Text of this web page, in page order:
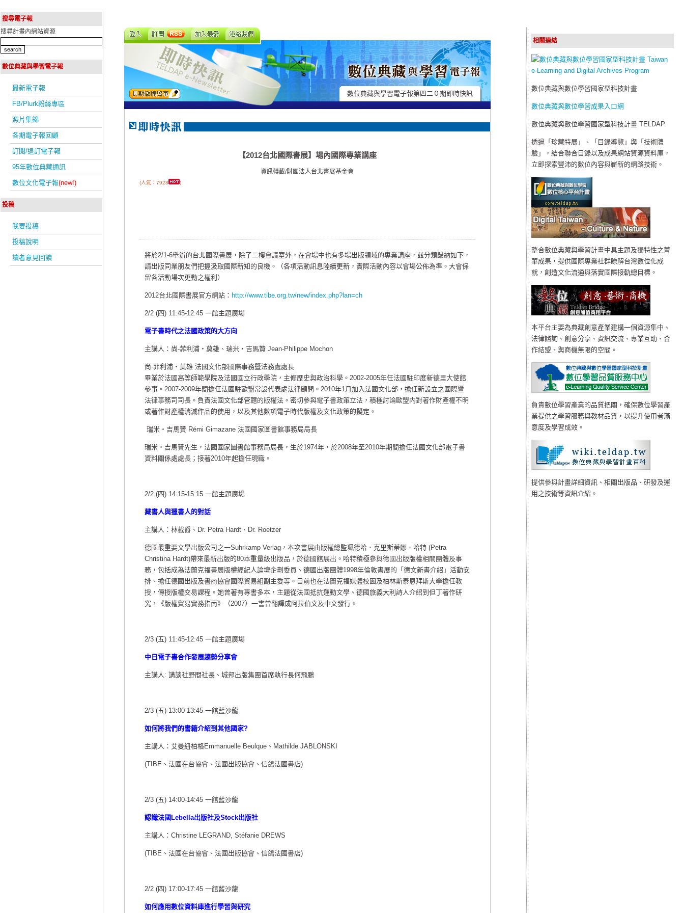
搜尋電子報
搜尋計畫內網站資源
數位典藏與學習電子報
最新電子報
FB/Plurk粉絲專區
照片集錦
各期電子報回顧
訂閱/退訂電子報
95年數位典藏通訊
數位文化電子報(new!)
投稿
我要投稿
投稿說明
讀者意見回饋
相關連結
數位典藏與數位學習國家型科技計畫
數位典藏與數位學習成果入口網
數位典藏與數位學習國家型科技計畫 TELDAP.
透過「珍藏特展」、「目錄導覽」與「技術體
驗」，結合聯合目錄以及成果網站資源資料庫，
立即探索豐沛的數位內容與嶄新的網路技術。
整合數位典藏與學習計畫中具主題及獨特性之菁
華成果，提供國際專業社群瞭解台灣數位化成
就，創造文化流通與落實國際接軌總目標。
本平台主要為典藏創意產業建構一個資源集中、
法律諮詢、創意分享、資訊交流、專業互助、合
作結盟、與商機無限的空間。
負責數位學習產業的品質把關，確保數位學習產
業提供之學習服務與教材品質，以提升使用者滿
意度及學習成效。
提供參與計畫詳細資訊、相關出版品、研發及運
用之技術等資訊介紹。
數位典藏與學習電子報第四二０期即時快訊
【2012台北國際書展】場內國際專業講座
資訊轉載/財團法人台北書展基金會
(人氣：7928 )
將於2/1-6舉辦的台北國際書展，除了二樓會議室外，在會場中也有多場出版領域的專業講座，玆分類歸納如下，
請出版同業朋友們把握汲取國際新知的良機。（各項活動訊息陸續更新，實際活動內容以會場公佈為準。大會保
留各活動場次更動之權利）
2012台北國際書展官方網站： http://www.tibe.org.tw/new/index.php?lan=ch
2/2 (四) 11:45-12:45 一館主題廣場
電子書時代之法國政策的大方向
主講人：尚-菲利浦‧莫雄、瑞米‧吉馬贊 Jean-Philippe Mochon
尚-菲利浦‧莫雄 法國文化部國際事務暨法務處處長
畢業於法國高等師範學院及法國國立行政學院，主修歷史與政治科學。2002-2005年任法國駐印度新德里大使館
參事。2007-2009年間擔任法國駐歐盟常設代表處法律顧問。2010年1月加入法國文化部，擔任新設立之國際暨
法律事務司司長。負責法國文化部管轄的版權法。密切參與電子書政策立法，積極討論歐盟内對著作財產權不明
或著作財產權消滅作品的使用，以及其他數項電子時代版權及文化政策的擬定。
瑞米‧吉馬贊 Rémi Gimazane 法國國家圖書館事務局局長
瑞米‧吉馬贊先生，法國國家圖書館事務局局長，生於1974年，於2008年至2010年期間擔任法國文化部電子書
資料關係處處長；接著2010年起擔任現職。
2/2 (四) 14:15-15:15 一館主題廣場
藏書人與獵書人的對話
主講人：林載爵、Dr. Petra Hardt、Dr. Roetzer
德國最重要文學出版公司之一Suhrkamp Verlag，本次書展由版權總監珮德哈．克里斯蒂娜．哈特 (Petra
Christina Hardt)帶來最新出版的80本重量級出版品，於德國館展出。哈特積極參與德國出版版權相關團體及事
務，包括成為法蘭克福書展版權經紀人論壇企劃委員、德國出版團體1998年倫敦書展的「德文新書介紹」活動安
排、擔任德國出版及書商協會國際貿易組副主委等。目前也在法蘭克福媒體校園及柏林斯泰恩拜斯大學擔任教
授，傳授版權交易課程。她曾著有專書多本，主題從法國抵抗運動文學、德國旅義大利詩人介紹到但丁著作研
究，《版權貿易實務指南》（2007）一書曾翻譯成阿拉伯文及中文發行。
2/3 (五) 11:45-12:45 一館主題廣場
中日電子書合作發展趨勢分享會
主講人: 講談社野間社長、城邦出版集團首席執行長何飛鵬
2/3 (五) 13:00-13:45 一館藍沙龍
如何將我們的書籍介紹到其他國家?
主講人：艾曼紐柏格Emmanuelle Beulque、Mathilde JABLONSKI
(TIBE、法國在台協會、法國出版協會、信鴿法國書店)
2/3 (五) 14:00-14:45 一館藍沙龍
認識法國Lebella出版社及Stock出版社
主講人：Christine LEGRAND, Stéfanie DREWS
(TIBE、法國在台協會、法國出版協會、信鴿法國書店)
2/2 (四) 17:00-17:45 一館藍沙龍
如何應用數位資料庫進行學習與研究